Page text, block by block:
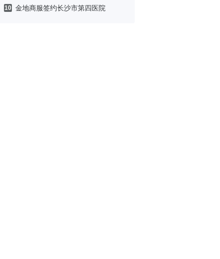
10 金地商服签约长沙市第四医院